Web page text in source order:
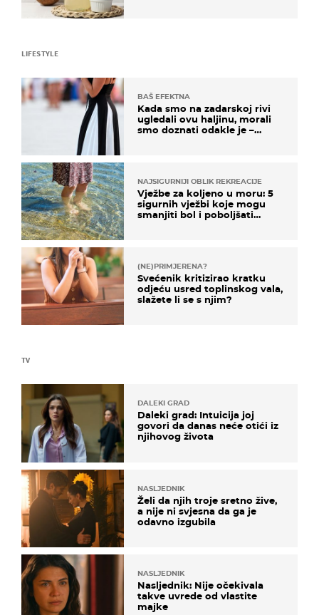
TV
DALEKI GRAD
Daleki grad: Intuicija joj
govori da danas neće otići iz
njihovog života
NASLJEDNIK
Želi da njih troje sretno žive,
a nije ni svjesna da ga je
odavno izgubila
NASLJEDNIK
Nasljednik: Nije očekivala
takve uvrede od vlastite
majke
LIFESTYLE
BAŠ EFEKTNA
Kada smo na zadarskoj rivi
ugledali ovu haljinu, morali
smo doznati odakle je –
NAJSIGURNIJI OBLIK REKREACIJE
Vježbe za koljeno u moru: 5
sigurnih vježbi koje mogu
smanjiti bol i poboljšati
(NE)PRIMJERENA?
Svećenik kritizirao kratku
odjeću usred toplinskog vala,
slažete li se s njim?